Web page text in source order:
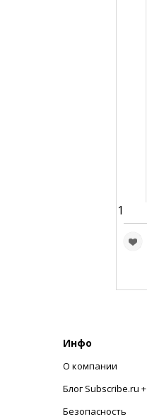
1
Инфо
О компании
Блог Subscribe.ru +
Безопасность